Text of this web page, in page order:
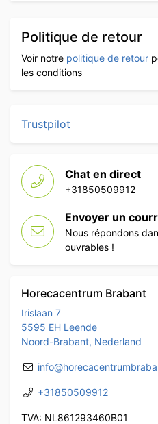
Politique de retour
Voir notre politique de retour
les conditions
Trustpilot
Chat en direct
+31850509912
Envoyer un
Nous répondons
ouvrables !
Horecacentrum Brabant
Irislaan 7
5595 EH Leende
Noord-Brabant, Nederland
+31850509912
TVA: NL861293460B01